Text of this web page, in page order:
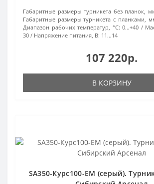
Габаритные размеры турникета без планок,
Габаритные размеры турникета с планками,
Диапазон рабочих температур, °С: 0…+40
30
Напряжение питания, В: 11…14
107 220р.
В КОРЗИНУ
SA350-Курс100-EM (серый).